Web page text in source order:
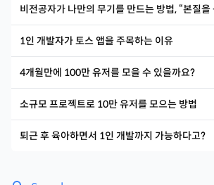
비전공자가 나만의 무기를 만드는 방법, “본질을
1인 개발자가 토스 앱을 주목하는 이유
4개월만에 100만 유저를 모을 수 있을까요?
소규모 프로젝트로 10만 유저를 모으는 방법
퇴근 후 육아하면서 1인 개발까지 가능하다고?